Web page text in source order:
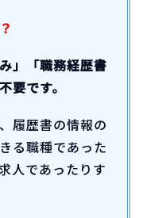
」「職務経歴書
要です。
履歴書の情報の
る職種であった
人であったりす